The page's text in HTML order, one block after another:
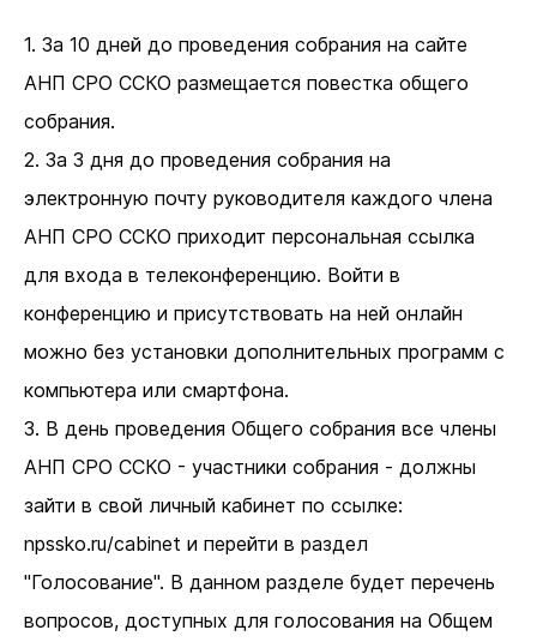
1. За 10 дней до проведения собрания на сайте
АНП СРО ССКО размещается повестка общего
собрания.
2. За 3 дня до проведения собрания на
электронную почту руководителя каждого члена
АНП СРО ССКО приходит персональная ссылка
для входа в телеконференцию. Войти в
конференцию и присутствовать на ней онлайн
можно без установки дополнительных программ с
компьютера или смартфона.
3. В день проведения Общего собрания все члены
АНП СРО ССКО - участники собрания - должны
зайти в свой личный кабинет по ссылке:
npssko.ru/cabinet и перейти в раздел
"Голосование". В данном разделе будет перечень
вопросов, доступных для голосования на Общем